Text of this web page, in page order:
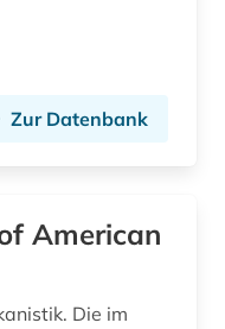
Zur Datenbank
American
Die im